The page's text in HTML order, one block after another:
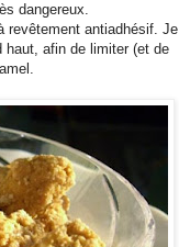
dangereux.
revêtement antiadhésif. Je
haut, afin de limiter (et de